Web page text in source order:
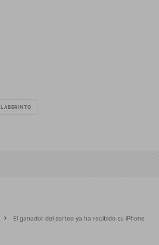
LABERINTO
El ganador del sorteo ya ha recibido su iPhone